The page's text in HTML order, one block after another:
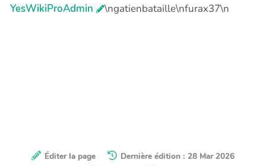
YesWikiProAdmin
\ngatienbataille\nfurax37\n
Éditer la page
Dernière édition : 28 Mar 2026